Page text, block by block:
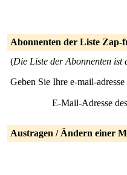
Abonnenten der Liste Zap-
(Die Liste der Abonnenten
Geben Sie Ihre e-mail-
E-Mail-Adresse
Austragen / Ändern einer